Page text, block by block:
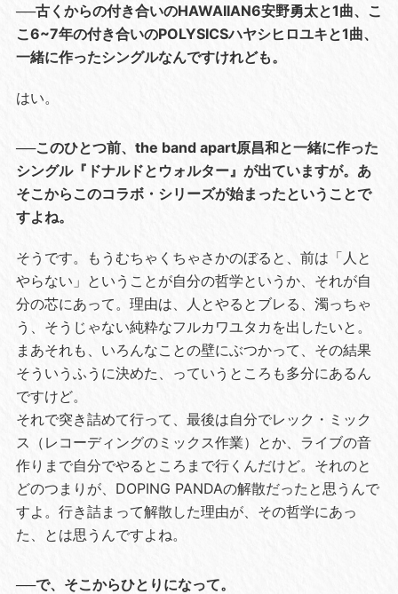
──古くからの付き合いのHAWAIIAN6安野勇太と1曲、こ
こ6~7年の付き合いのPOLYSICSハヤシヒロユキと1曲、
一緒に作ったシングルなんですけれども。
はい。
──このひとつ前、the band apart原昌和と一緒に作った
シングル『ドナルドとウォルター』が出ていますが。あ
そこからこのコラボ・シリーズが始まったということで
すよね。
そうです。もうむちゃくちゃさかのぼると、前は「人と
やらない」ということが自分の哲学というか、それが自
分の芯にあって。理由は、人とやるとブレる、濁っちゃ
う、そうじゃない純粋なフルカワユタカを出したいと。
まあそれも、いろんなことの壁にぶつかって、その結果
そういうふうに決めた、っていうところも多分にあるん
ですけど。
それで突き詰めて行って、最後は自分でレック・ミック
ス（レコーディングのミックス作業）とか、ライブの音
作りまで自分でやるところまで行くんだけど。それのと
どのつまりが、DOPING PANDAの解散だったと思うんで
すよ。行き詰まって解散した理由が、その哲学にあっ
た、とは思うんですよね。
──で、そこからひとりになって。